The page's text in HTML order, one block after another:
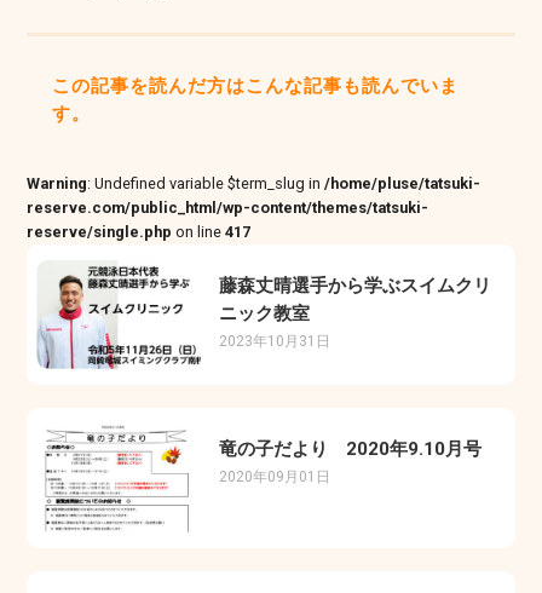
この記事を読んだ方はこんな記事も読んでいま
す。
Warning: Undefined variable $term_slug in/home/pluse/tatsuki-
reserve.com/public_html/wp-content/themes/tatsuki-
reserve/single.php on line417
藤森丈晴選手から学ぶスイムクリ
ニック教室
2023年10月31日
竜の子だより 2020年9.10月号
2020年09月01日